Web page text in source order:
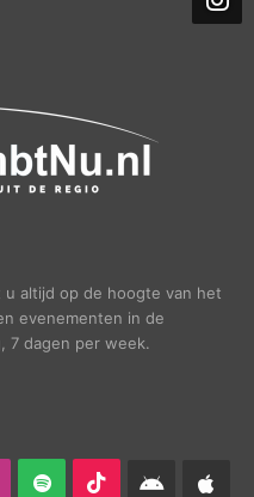
altijd op de hoogte van het
evenementen in de
7 dagen per week.
Spotify TikTokAndroid